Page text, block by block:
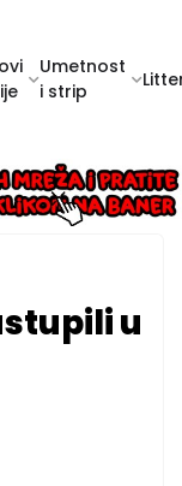
Umetnost
i strip
u